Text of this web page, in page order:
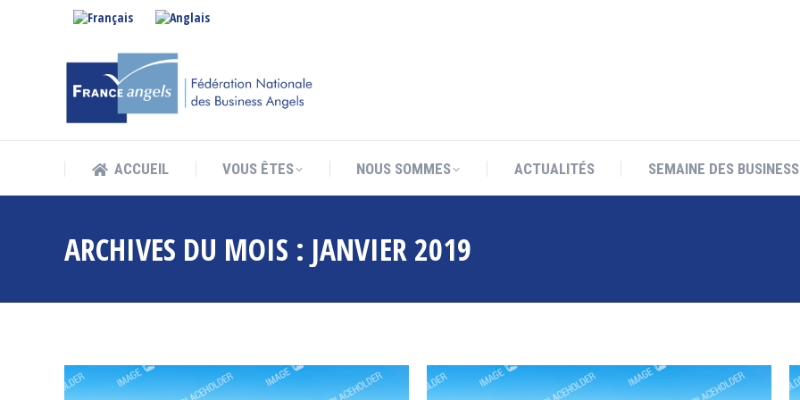
ACCUEIL VOUS ÊTES NOUS SOMMES ACTUALITÉS SEMAINE DES
ARCHIVES DU MOIS : JANVIER 2019
ACCUEIL